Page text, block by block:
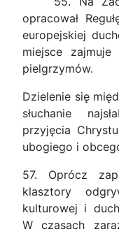
opracował
europejskiej
miejsce
pielgrzymów.
Dzielenie się
słuchanie
przyjęcia
ubogiego i
57. Oprócz
klasztory
kulturowej i
W czasach